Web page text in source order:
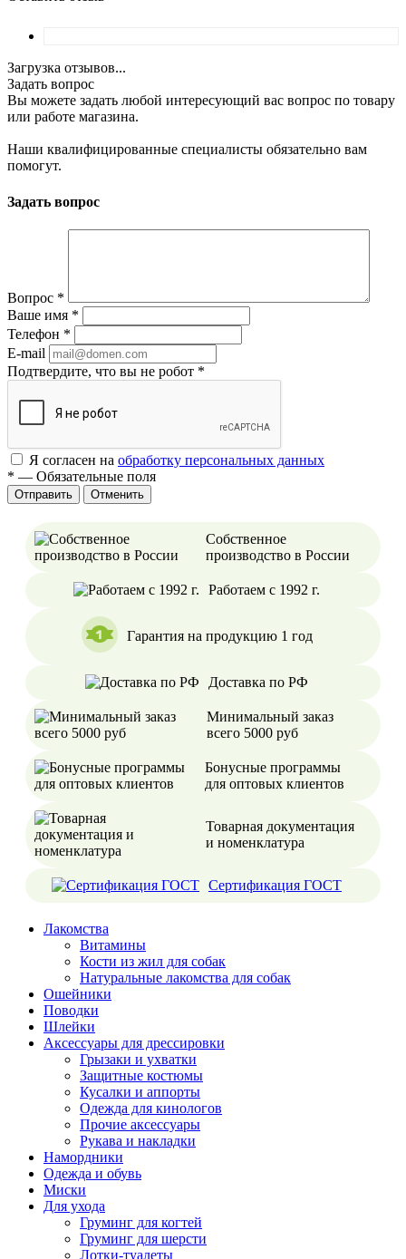
Загрузка отзывов...
Задать вопрос
Вы можете задать любой интересующий вас вопрос по товару
или работе магазина.
Наши квалифицированные специалисты обязательно вам
помогут.
Задать вопрос
Вопрос *
Ваше имя *
Телефон *
E-mail
Подтвердите, что вы не робот *
Я согласен на обработку персональных данных
* — Обязательные поля
Отменить
Собственное
производство в России
Работаем с 1992 г.
Гарантия на продукцию 1 год
Доставка по РФ
Минимальный заказ
всего 5000 руб
Бонусные программы
для оптовых клиентов
Товарная документация
и номенклатура
Сертификация ГОСТ
Лакомства
Витамины
Кости из жил для собак
Натуральные лакомства для собак
Ошейники
Поводки
Шлейки
Аксессуары для дрессировки
Грызаки и ухватки
Защитные костюмы
Кусалки и аппорты
Одежда для кинологов
Прочие аксессуары
Рукава и накладки
Намордники
Одежда и обувь
Миски
Для ухода
Груминг для когтей
Груминг для шерсти
Лотки-туалеты